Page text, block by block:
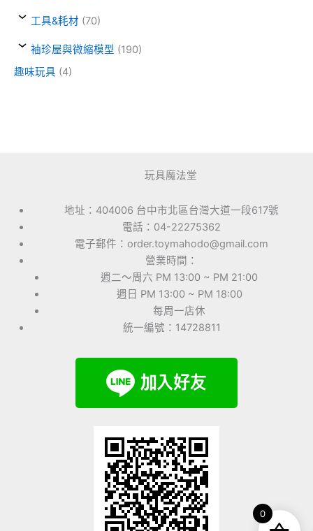
工具&耗材 (70)
袖珍屋與微縮模型 (190)
趣味玩具 (4)
玩具魔法堂
地址：404006 台中市北區台灣大道一段617號
電話：04-22275362
電子郵件：order.toymahodo@gmail.com
營業時間：
週二～周六 PM 13:00 ~ PM 21:00
週日 PM 13:00 ~ PM 18:00
每周一店休
統一編號：14728811
0